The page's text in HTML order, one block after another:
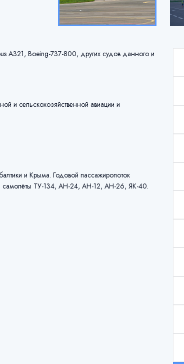
А321, Boeing-737-800, других судов данного и
и сельскохозяйственной авиации и
и Крыма. Годовой пассажиропоток
самолёты ТУ-134, АН-24, АН-12, АН-26, ЯК-40.